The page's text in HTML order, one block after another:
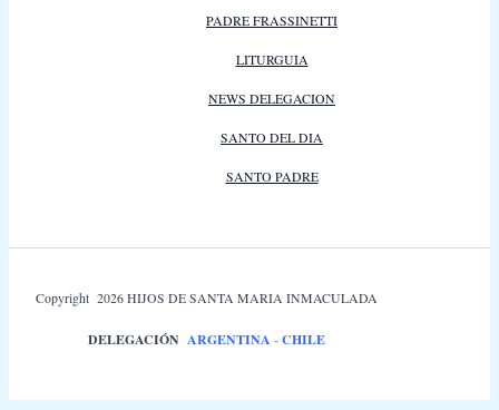
PADRE FRASSINETTI
LITURGUIA
NEWS DELEGACION
SANTO DEL DIA
SANTO PADRE
Copyright 2026 HIJOS DE SANTA MARIA INMACULADA
DELEGACIÓN ARGENTINA -CHILE